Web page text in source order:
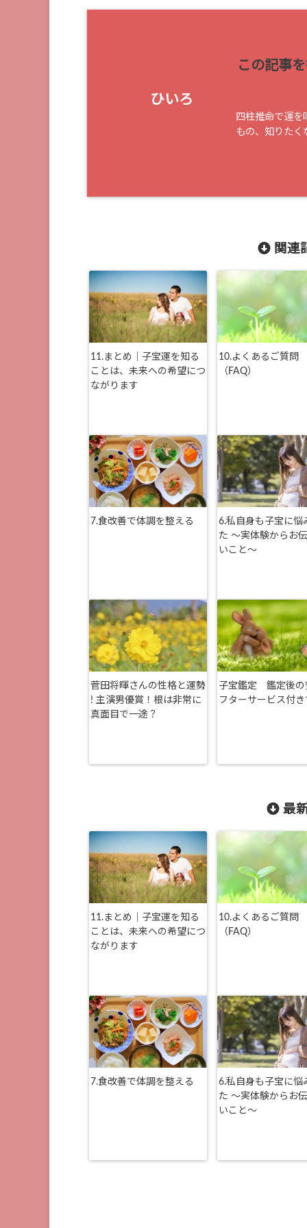
この記事
ひいろ
四柱推命で運を
もの、知りたく
関連
11.まとめ｜子宝運を知る
ことは、未来への希望につ
ながります
10.よくあるご質問
（FAQ）
7.食改善で体調を整える
6.私自身も子宝に悩
た 〜実体験からお
いこと〜
菅田将暉さんの性格と運勢
! 主演男優賞！根は非常に
真面目で一途？
子宝鑑定 鑑定後の
フターサービス付
最
11.まとめ｜子宝運を知る
ことは、未来への希望につ
ながります
10.よくあるご質問
（FAQ）
7.食改善で体調を整える
6.私自身も子宝に悩
た 〜実体験からお
いこと〜